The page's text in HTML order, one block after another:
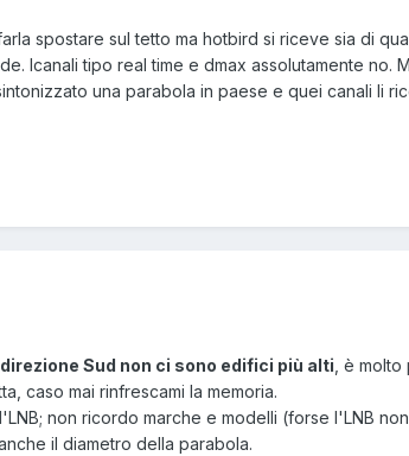
spostare sul tetto ma hotbird si riceve sia di
Icanali tipo real time e dmax assolutamente
una parabola in paese e quei canali li
Sud non ci sono edifici più alti , è
caso mai rinfrescami la memoria.
non ricordo marche e modelli (forse l'LNB
il diametro della parabola.